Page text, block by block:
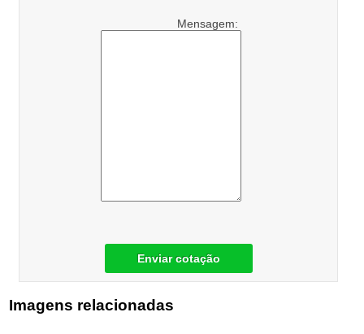
Mensagem:
Enviar cotação
Imagens relacionadas